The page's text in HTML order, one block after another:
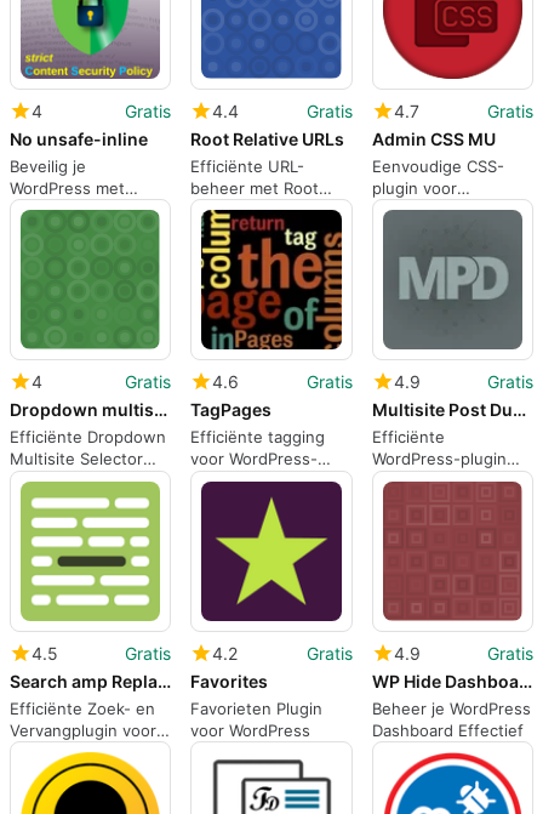
4
Gratis
No unsafe-inline
Beveilig je
WordPress met
strikte CSP
4.4
Gratis
Root Relative URLs
Efficiënte URL-
beheer met Root
Relative URLs
4.7
Gratis
Admin CSS MU
Eenvoudige CSS-
plugin voor
WordPress-beheer
4
Gratis
Dropdown multisite selector
Efficiënte Dropdown
Multisite Selector
voor WordPress
4.6
Gratis
TagPages
Efficiënte tagging
voor WordPress-
pagina's
4.9
Gratis
Multisite Post Duplicator
Efficiënte
WordPress-plugin
voor multisitebeheer
4.5
Gratis
Search amp Replace
Efficiënte Zoek- en
Vervangplugin voor
WordPress
4.2
Gratis
Favorites
Favorieten Plugin
voor WordPress
4.9
Gratis
WP Hide Dashboard
Beheer je WordPress
Dashboard Effectief